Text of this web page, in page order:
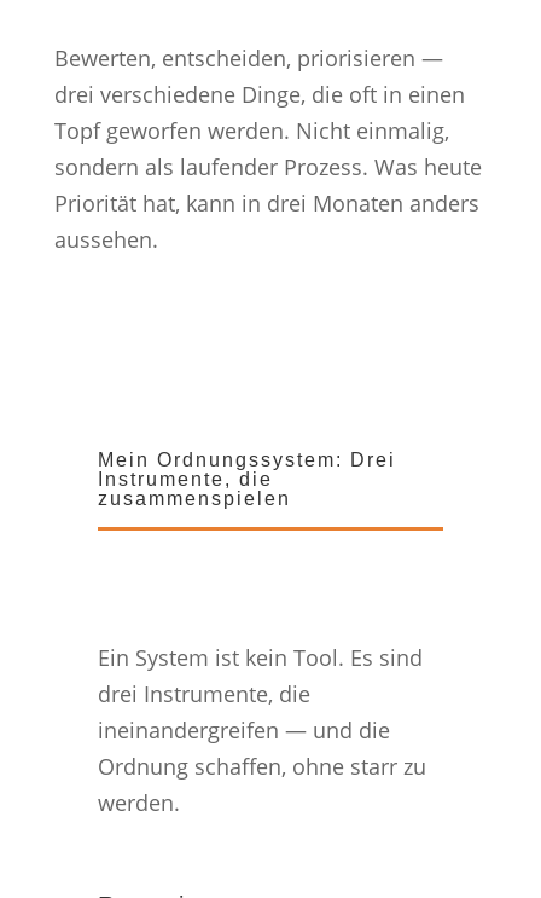
Bewerten, entscheiden, priorisieren —
drei verschiedene Dinge, die oft in einen
Topf geworfen werden. Nicht einmalig,
sondern als laufender Prozess. Was heute
Priorität hat, kann in drei Monaten anders
aussehen.
Mein Ordnungssystem: Drei
Instrumente, die
zusammenspielen
Ein System ist kein Tool. Es sind
drei Instrumente, die
ineinandergreifen — und die
Ordnung schaffen, ohne starr zu
werden.